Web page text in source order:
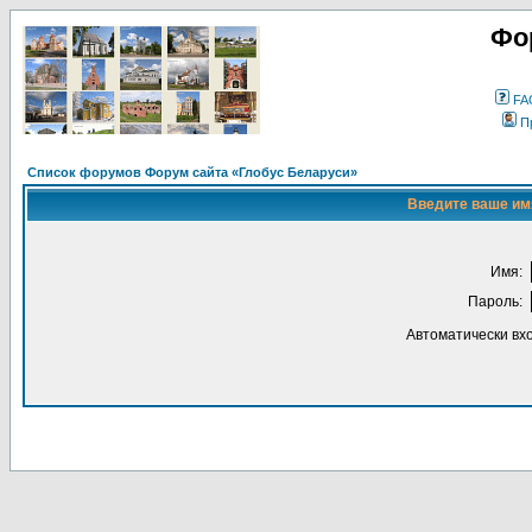
Список форумов Форум сайта «Глобус Беларуси»
Введите ваше
Имя:
Пароль:
Автоматически